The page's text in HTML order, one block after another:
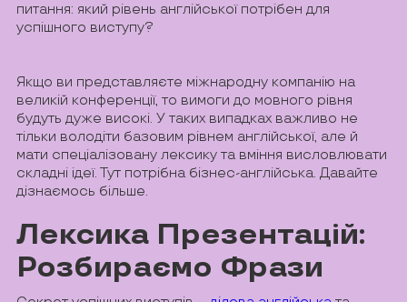
питання: який рівень англійської потрібен для
успішного виступу?
Якщо ви представляєте міжнародну компанію на
великій конференції, то вимоги до мовного рівня
будуть дуже високі. У таких випадках важливо не
тільки володіти базовим рівнем англійської, але й
мати спеціалізовану лексику та вміння висловлювати
складні ідеї. Тут потрібна бізнес-англійська. Давайте
дізнаємось більше.
Лексика Презентацій:
Розбираємо Фрази